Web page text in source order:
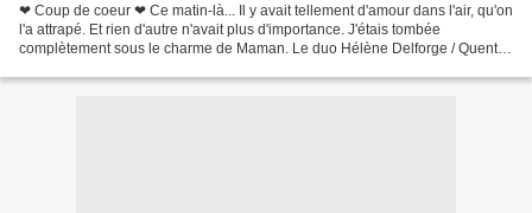
❤ Coup de coeur ❤ Ce matin-là... Il y avait tellement d'amour dans l'air, qu'on
l'a attrapé. Et rien d'autre n'avait plus d'importance. J'étais tombée
complètement sous le charme de Maman. Le duo Hélène Delforge / Quentin